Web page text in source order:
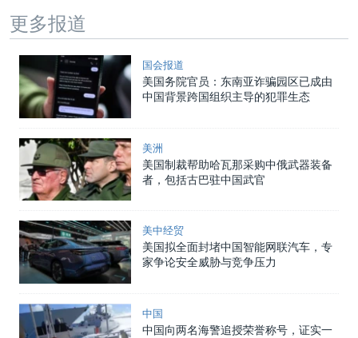
更多报道
国会报道
美国务院官员：东南亚诈骗园区已成由
中国背景跨国组织主导的犯罪生态
美洲
美国制裁帮助哈瓦那采购中俄武器装备
者，包括古巴驻中国武官
美中经贸
美国拟全面封堵中国智能网联汽车，专
家争论安全威胁与竞争压力
中国
中国向两名海警追授荣誉称号，证实一